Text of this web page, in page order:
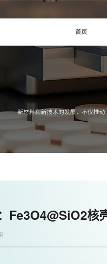
首页
新材料和新技术的发展，不仅推
Fe3O4@SiO2核